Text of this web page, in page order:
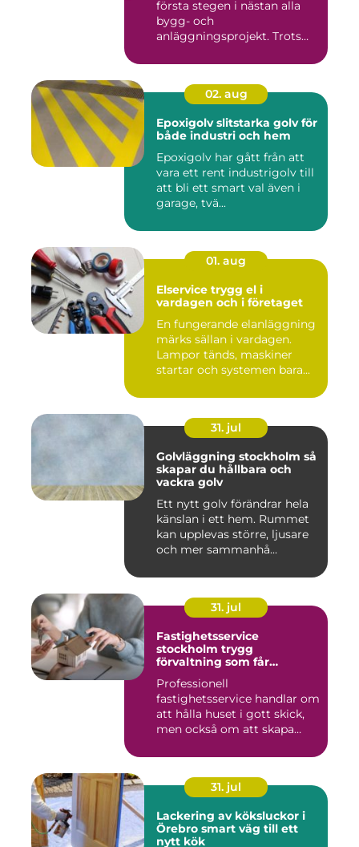
första stegen i nästan alla
bygg- och
anläggningsprojekt. Trots
02. aug
Epoxigolv slitstarka golv för
både industri och hem
Epoxigolv har gått från att
vara ett rent industrigolv till
att bli ett smart val även i
garage, tvä...
01. aug
Elservice trygg el i
vardagen och i företaget
En fungerande elanläggning
märks sällan i vardagen.
Lampor tänds, maskiner
startar och systemen bara...
31. jul
Golvläggning stockholm så
skapar du hållbara och
vackra golv
Ett nytt golv förändrar hela
känslan i ett hem. Rummet
kan upplevas större, ljusare
och mer sammanhå...
31. jul
Fastighetsservice
stockholm trygg
förvaltning som får
Professionell
fastighetsservice handlar om
att hålla huset i gott skick,
men också om att skapa
31. jul
Lackering av köksluckor i
Örebro smart väg till ett
nytt kök